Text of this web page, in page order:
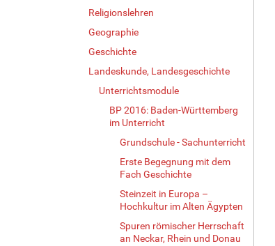
Religionslehren
Geographie
Geschichte
Landeskunde, Landesgeschichte
Unterrichtsmodule
BP 2016: Baden-Württemberg
im Unterricht
Grundschule - Sachunterricht
Erste Begegnung mit dem
Fach Geschichte
Steinzeit in Europa –
Hochkultur im Alten Ägypten
Spuren römischer Herrschaft
an Neckar, Rhein und Donau